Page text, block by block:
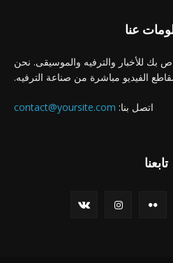
عنا
بك للأخبار والترفيه والموسيقى. نحن
الفيديو مباشرة من صناعة الترفيه.
اتصل بنا: contact@yoursite.com
تابعنا